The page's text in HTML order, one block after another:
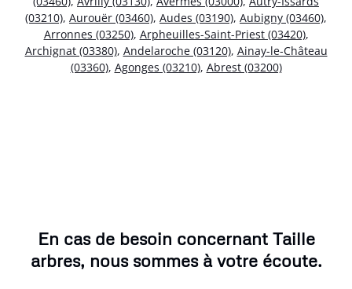
(03210), Aurouër (03460), Audes (03190), Aubigny (03460),
Arronnes (03250), Arpheuilles-Saint-Priest (03420),
Archignat (03380), Andelaroche (03120), Ainay-le-Château
(03360), Agonges (03210), Abrest (03200)
En cas de besoin concernant Taille
arbres, nous sommes à votre écoute.